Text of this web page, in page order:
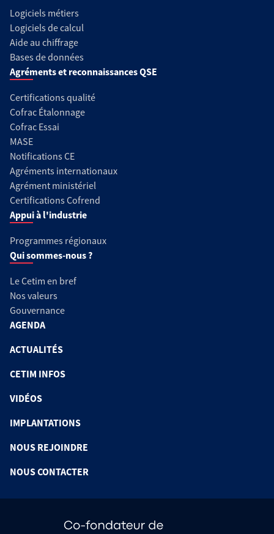
Logiciels métiers
Logiciels de calcul
Aide au chiffrage
Bases de données
Agréments et reconnaissances QSE
Certifications qualité
Cofrac Étalonnage
Cofrac Essai
MASE
Notifications CE
Agréments internationaux
Agrément ministériel
Certifications Cofrend
Appui à l'industrie
Programmes régionaux
Qui sommes-nous ?
Le Cetim en bref
Nos valeurs
Gouvernance
AGENDA
ACTUALITÉS
CETIM INFOS
VIDÉOS
IMPLANTATIONS
NOUS REJOINDRE
NOUS CONTACTER